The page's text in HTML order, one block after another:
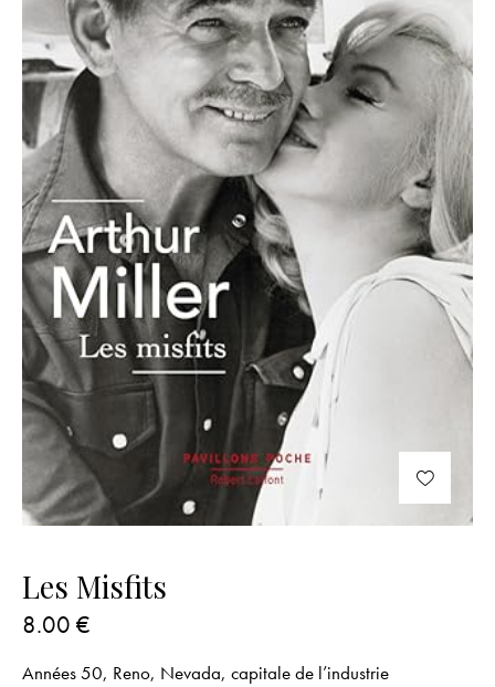
Les Misfits
8.00 €
Années 50, Reno, Nevada, capitale de l’industrie